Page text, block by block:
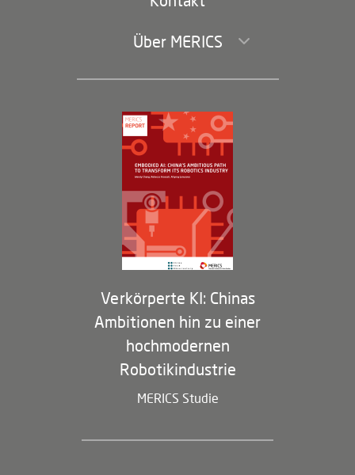
Über MERICS
Geschäftsführung und Bereiche
Governance
Arbeiten bei MERICS
Partner
Membership Program
Verkörperte KI: Chinas
Ambitionen hin zu einer
hochmodernen
Robotikindustrie
MERICS Studie